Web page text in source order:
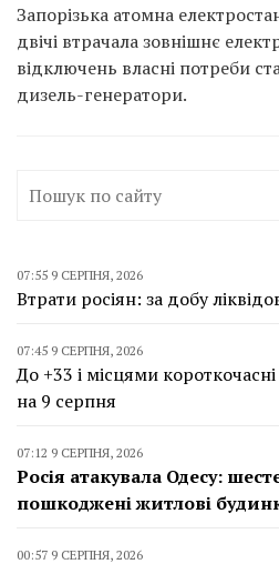
Запорізька атомна
двічі втрачала зовнішнє
відключень власні потреби
дизель-генератори.
07:55 9 СЕРПНЯ, 2026
Втрати росіян: за добу
07:45 9 СЕРПНЯ, 2026
До +33 і місцями
на 9 серпня
07:12 9 СЕРПНЯ, 2026
Росія атакувала Одесу:
пошкоджені житлові
00:57 9 СЕРПНЯ, 2026